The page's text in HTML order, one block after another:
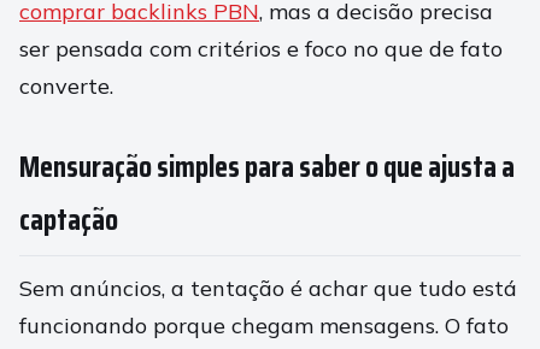
comprar backlinks PBN, mas a decisão precisa
ser pensada com critérios e foco no que de fato
converte.
Mensuração simples para saber o que ajusta a
captação
Sem anúncios, a tentação é achar que tudo está
funcionando porque chegam mensagens. O fato